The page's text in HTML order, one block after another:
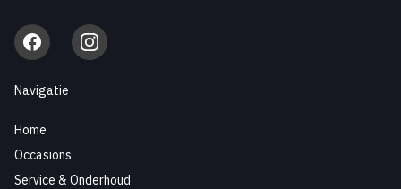
Facebook Instagram
Navigatie
Home
Occasions
Service & Onderhoud